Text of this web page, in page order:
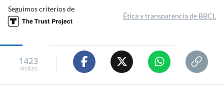
Seguimos criterios de
Ética y transparencia de BBCL
1423
visitas